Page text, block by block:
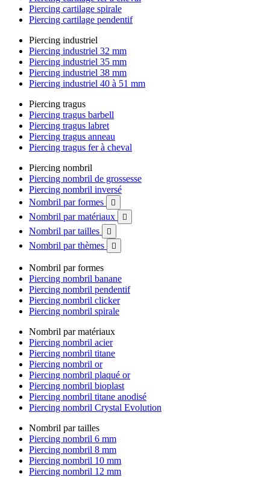
Piercing cartilage spirale
Piercing cartilage pendentif
Piercing industriel
Piercing industriel 32 mm
Piercing industriel 35 mm
Piercing industriel 38 mm
Piercing industriel 40 à 51 mm
Piercing tragus
Piercing tragus barbell
Piercing tragus labret
Piercing tragus anneau
Piercing tragus fer à cheval
Piercing nombril
Piercing nombril de grossesse
Piercing nombril inversé
Nombril par formes

Nombril par matériaux 
Nombril par tailles 
Nombril par thèmes 
Nombril par formes
Piercing nombril banane
Piercing nombril pendentif
Piercing nombril clicker
Piercing nombril spirale
Nombril par matériaux
Piercing nombril acier
Piercing nombril titane
Piercing nombril or
Piercing nombril plaqué or
Piercing nombril bioplast
Piercing nombril titane anodisé
Piercing nombril Crystal Evolution
Nombril par tailles
Piercing nombril 6 mm
Piercing nombril 8 mm
Piercing nombril 10 mm
Piercing nombril 12 mm